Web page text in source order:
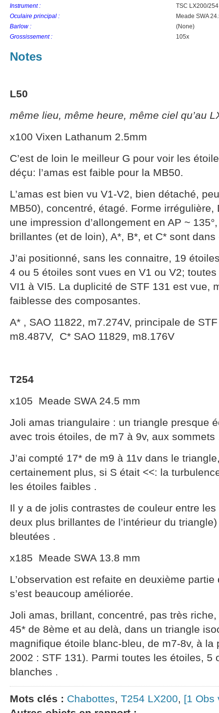
Instrument :
TSC LX200/
Oculaire principal :
Meade SWA
Barlow :
(None)
Grossissement :
105x
Notes
L50
même lieu, même heure, même ciel qu’au
x100 Vixen Lathanum 2.5mm
C’est de loin le meilleur G pour voir les
déçu: l’amas est faible pour la MB50.
L’amas est bien vu V1-V2, bien détaché,
MB50), concentré, étagé. Forme irrégulière,
une impression d’allongement en AP ~
brillantes (et de loin), A*, B*, et C* sont dans
J’ai positionné, sans les connaitre, 19
4 ou 5 étoiles sont vues en V1 ou V2;
VI1 à VI5. La duplicité de STF 131 est vue,
faiblesse des composantes.
A* , SAO 11822, m7.274V, principale de
m8.487V, C* SAO 11829, m8.176V
T254
x105 Meade SWA 24.5 mm
Joli amas triangulaire : un triangle presque
avec trois étoiles, de m7 à 9v, aux sommets
J’ai compté 17* de m9 à 11v dans le
certainement plus, si S était <<: la
les étoiles faibles .
Il y a de jolis contrastes de couleur entre
deux plus brillantes de l’intérieur du
bleutées .
x185 Meade SWA 13.8 mm
L’observation est refaite en deuxième
s’est beaucoup améliorée.
Joli amas, brillant, concentré, pas très
45* de 8ème et au delà, dans un triangle
magnifique étoile blanc-bleu, de m7-8v, à la
2002 : STF 131). Parmi toutes les étoiles, 5
blanches .
Mots clés : Chabottes, T254 LX200, [1 Obs